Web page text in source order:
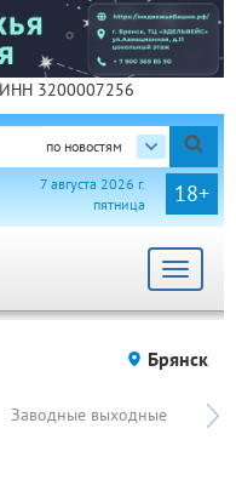
3200007256
по новостям
18+
7 августа 2026 г.
пятница
Toggle
Брянск
Заводные выходные